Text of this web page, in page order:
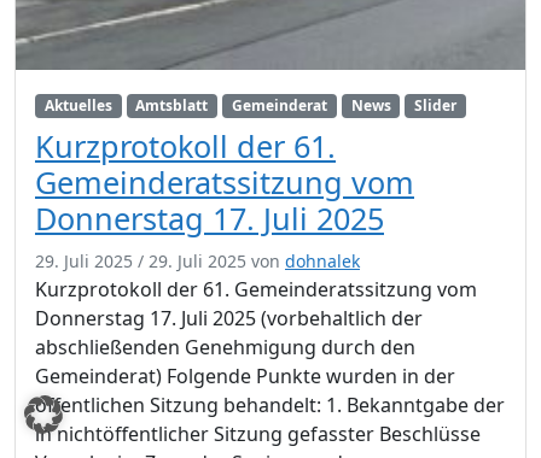
Aktuelles Amtsblatt Gemeinderat News Slider
Kurzprotokoll der 61.
Gemeinderatssitzung vom
Donnerstag 17. Juli 2025
29. Juli 2025 / 29. Juli 2025 von dohnalek
Kurzprotokoll der 61. Gemeinderatssitzung vom
Donnerstag 17. Juli 2025 (vorbehaltlich der
abschließenden Genehmigung durch den
Gemeinderat) Folgende Punkte wurden in der
öffentlichen Sitzung behandelt: 1. Bekanntgabe der
in nichtöffentlicher Sitzung gefasster Beschlüsse